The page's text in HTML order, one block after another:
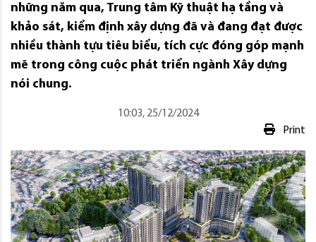
những năm qua, Trung tâm Kỹ thuật hạ tầng và
khảo sát, kiểm định xây dựng đã và đang đạt được
nhiều thành tựu tiêu biểu, tích cực đóng góp mạnh
mẽ trong công cuộc phát triển ngành Xây dựng
nói chung.
10:03, 25/12/2024
Print